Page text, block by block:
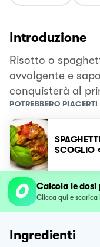
Introduzione
Risotto o
avvolgente e
conquisterà al
POTREBBERO
SCOGLIO
Calcola le
Clicca qui e scarica
Ingredienti